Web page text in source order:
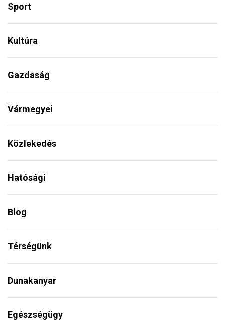
Sport
Kultúra
Gazdaság
Vármegyei
Közlekedés
Hatósági
Blog
Térségünk
Dunakanyar
Egészségügy